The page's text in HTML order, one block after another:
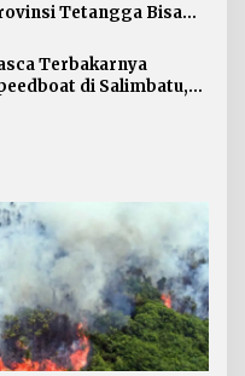
Tetangga Bisa
Terbakarnya
di Salimbatu,
Kapal